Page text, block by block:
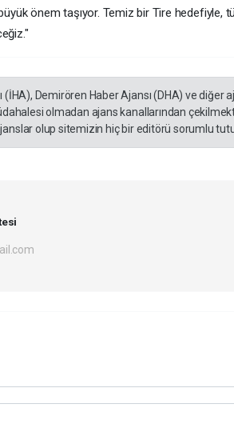
önem taşıyor. Temiz bir Tire hedefiyle,
(İHA), Demirören Haber Ajansı (DHA) ve diğer
olmadan ajans kanallarından
olup sitemizin hiç bir editörü sorumlu